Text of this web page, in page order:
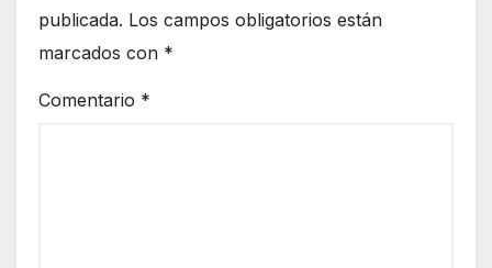
publicada. Los campos obligatorios están
marcados con *
Comentario *